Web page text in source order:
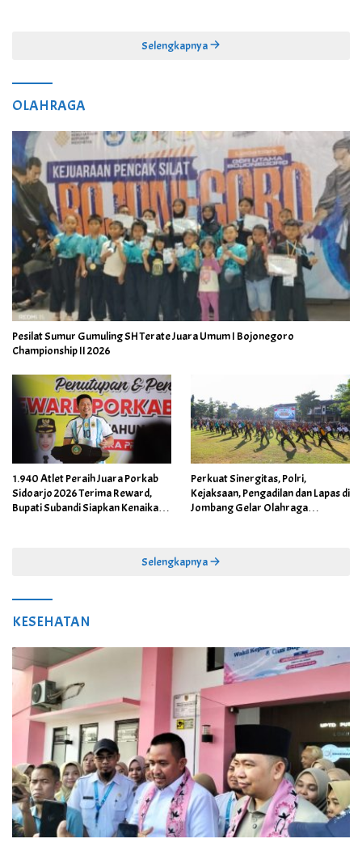
Selengkapnya
OLAHRAGA
Pesilat Sumur Gumuling SH Terate Juara Umum I Bojonegoro
Championship II 2026
1.940 Atlet Peraih Juara Porkab
Sidoarjo 2026 Terima Reward,
Bupati Subandi Siapkan Kenaikan
Perkuat Sinergitas, Polri,
Kejaksaan, Pengadilan dan Lapas di
Jombang Gelar Olahraga
Selengkapnya
KESEHATAN